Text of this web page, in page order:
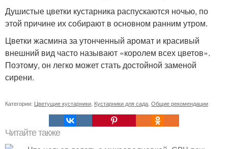
Душистые цветки кустарника распускаются ночью, по
этой причине их собирают в основном ранним утром.
Цветки жасмина за утонченный аромат и красивый
внешний вид часто называют «королем всех цветов».
Поэтому, он легко может стать достойной заменой
сирени.
Категории: Цветущие кустарники Кустарники для сада Общие рекомендации
Читайте также